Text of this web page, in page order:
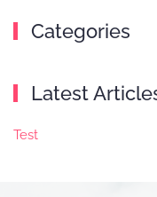
Categories
Latest
Test